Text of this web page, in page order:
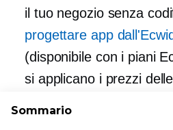
il tuo negozio senza
progettare app
(disponibile con i piani
si applicano i prezzi
Crea un tema CSS
Sommario